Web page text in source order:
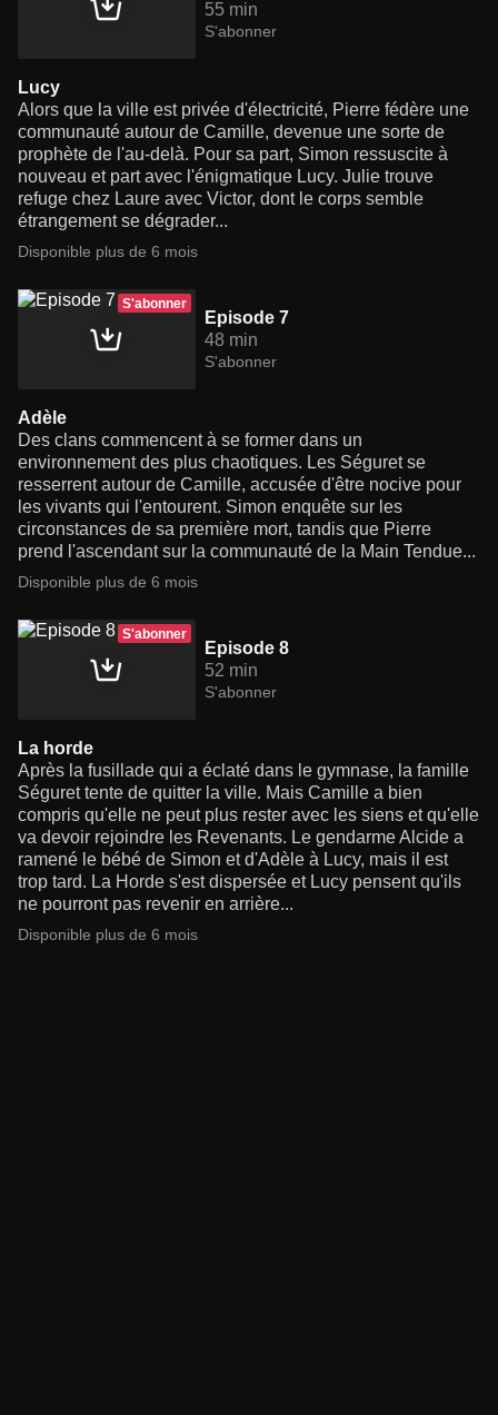
55 min
S'abonner
Lucy
Alors que la ville est privée d'électricité, Pierre fédère une
communauté autour de Camille, devenue une sorte de
prophète de l'au-delà. Pour sa part, Simon ressuscite à
nouveau et part avec l'énigmatique Lucy. Julie trouve
refuge chez Laure avec Victor, dont le corps semble
étrangement se dégrader...
Disponible plus de 6 mois
S'abonner
Episode 7
48 min
S'abonner
Adèle
Des clans commencent à se former dans un
environnement des plus chaotiques. Les Séguret se
resserrent autour de Camille, accusée d'être nocive pour
les vivants qui l'entourent. Simon enquête sur les
circonstances de sa première mort, tandis que Pierre
prend l'ascendant sur la communauté de la Main Tendue...
Disponible plus de 6 mois
S'abonner
Episode 8
52 min
S'abonner
La horde
Après la fusillade qui a éclaté dans le gymnase, la famille
Séguret tente de quitter la ville. Mais Camille a bien
compris qu'elle ne peut plus rester avec les siens et qu'elle
va devoir rejoindre les Revenants. Le gendarme Alcide a
ramené le bébé de Simon et d'Adèle à Lucy, mais il est
trop tard. La Horde s'est dispersée et Lucy pensent qu'ils
ne pourront pas revenir en arrière...
Disponible plus de 6 mois